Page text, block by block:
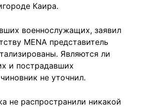
Каира.
военнослужащих, заявил
MENA представитель
Являются ли
и пострадавших
не уточнил.
не распространили никакой